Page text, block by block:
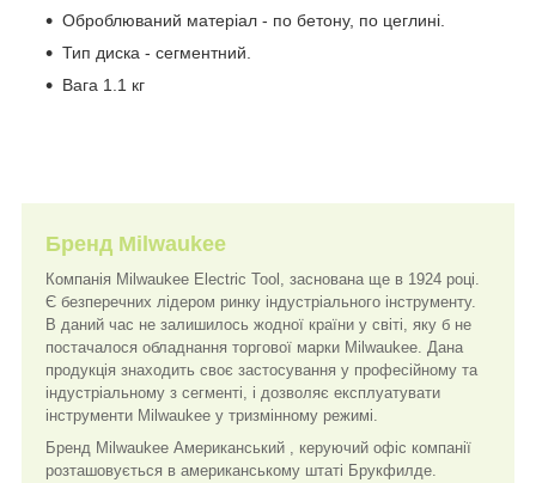
Оброблюваний матеріал - по бетону, по цеглині.
Тип диска - сегментний.
Вага 1.1 кг
Бренд Milwaukee
Компанія Milwaukee Electric Tool, заснована ще в 1924 році.
Є безперечних лідером ринку індустріального інструменту.
В даний час не залишилось жодної країни у світі, яку б не
постачалося обладнання торгової марки Milwaukee. Дана
продукція знаходить своє застосування у професійному та
індустріальному з сегменті, і дозволяє експлуатувати
інструменти Milwaukee у тризмінному режимі.
Бренд Milwaukee Американський , керуючий офіс компанії
розташовується в американському штаті Брукфилде.